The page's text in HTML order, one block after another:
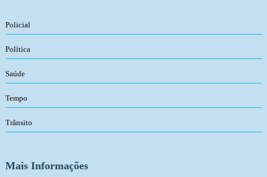
Policial
Política
Saúde
Tempo
Trânsito
Mais Informações